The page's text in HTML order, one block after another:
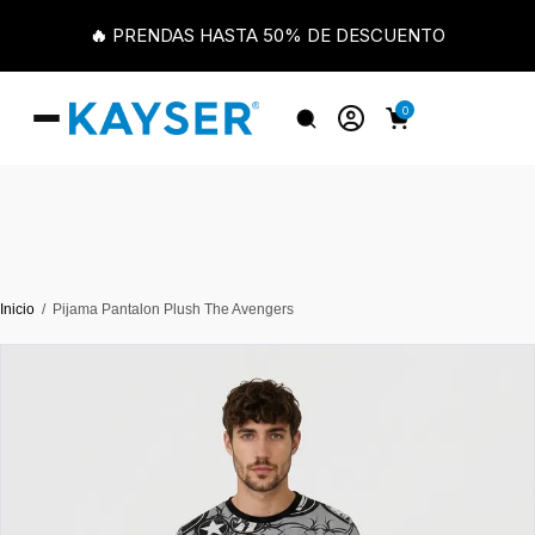
🔥 PRENDAS HASTA 50% DE DESCUENTO
0
Inicio Pijama Pantalon Plush The Avengers